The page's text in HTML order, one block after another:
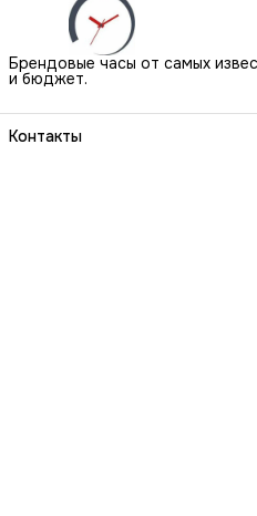
Брендовые часы от самых
и бюджет.
Контакты